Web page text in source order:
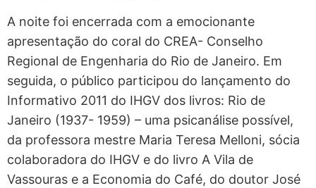
A noite foi encerrada com a emocionante
apresentação do coral do CREA- Conselho
Regional de Engenharia do Rio de Janeiro. Em
seguida, o público participou do lançamento do
Informativo 2011 do IHGV dos livros: Rio de
Janeiro (1937- 1959) – uma psicanálise possível,
da professora mestre Maria Teresa Melloni, sócia
colaboradora do IHGV e do livro A Vila de
Vassouras e a Economia do Café, do doutor José